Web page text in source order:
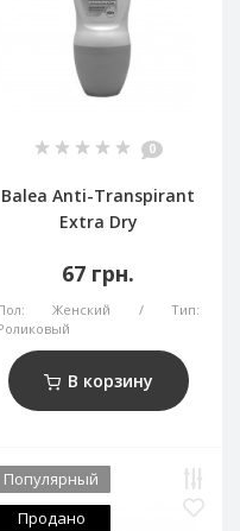
0
Balea Anti-Transpirant
Extra Dry
67 грн.
Женский
Тип:
В корзину
Популярный
Продано